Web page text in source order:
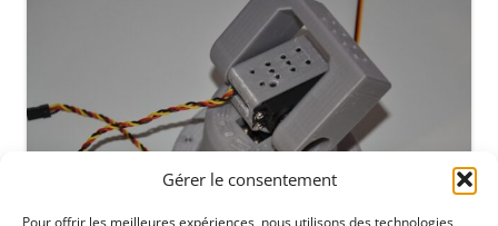
Gérer le consentement
Pour offrir les meilleures expériences, nous utilisons des technologies